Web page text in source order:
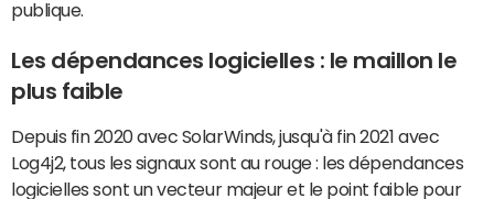
publique.
Les dépendances logicielles : le maillon le
plus faible
Depuis fin 2020 avec SolarWinds, jusqu'à fin 2021 avec
Log4j2, tous les signaux sont au rouge : les dépendances
logicielles sont un vecteur majeur et le point faible pour